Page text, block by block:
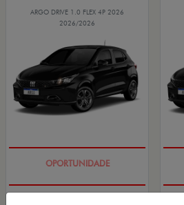
ARGO DRIVE 1.0 FLEX 4P 2026
2026/2026